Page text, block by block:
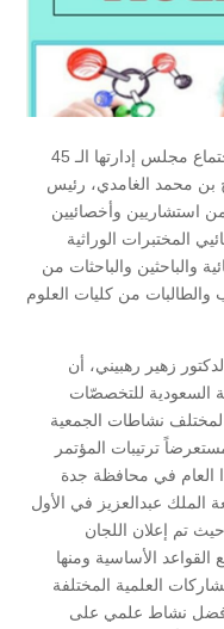
عقدت الجمعية السعودية للطب الوراثي اجتماع مجلس إدارتها الـ 45
الدكتور صالح بن محمد الغامدي، رئيس
استشاريين وأخصائيين
المختبرات الوراثية
والباحثين والباحثات من
والطالبات من كليات العلوم
زهير رهبيني، أن
السعودية للتخصصّات
لمختلف نشاطات الجمعية
ترتيبات المؤتمر
العام في محافظة جدة
الملك عبدالعزيز في الأول
2020 بإذن الله، حيث تم إعلان اللجان
القواعد الأساسية ومنها
العلمية المختلفة
أفضل نشاط علمي على